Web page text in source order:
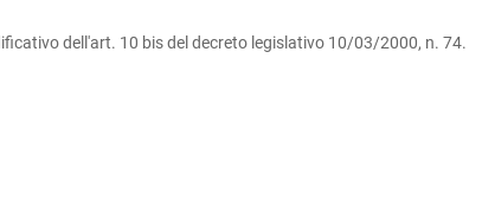
dell'art. 10 bis del decreto legislativo 10/03/2000, n. 74.